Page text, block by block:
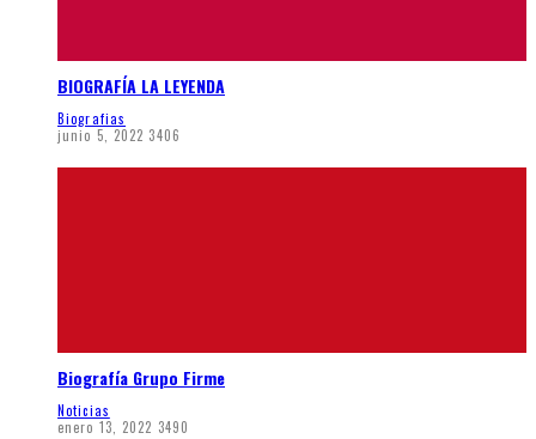
BIOGRAFÍA LA LEYENDA
Biografias
junio 5, 2022 3406
Biografía Grupo Firme
Noticias
enero 13, 2022 3490